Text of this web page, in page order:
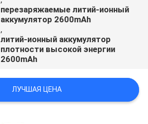
перезаряжаемые литий-ионный
аккумулятор 2600mAh
,
литий-ионный аккумулятор
плотности высокой энергии
2600mAh
ЛУЧШАЯ ЦЕНА